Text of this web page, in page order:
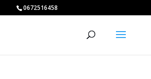
0672516458